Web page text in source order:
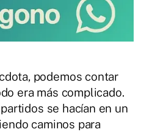
podemos contar
era más complicado.
se hacían en un
caminos para